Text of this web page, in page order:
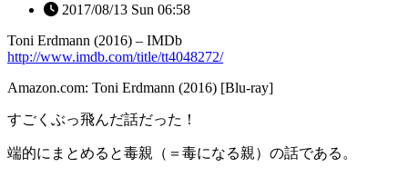
2017/08/13 Sun 06:58
Toni Erdmann (2016) – IMDb
http://www.imdb.com/title/tt4048272/
Amazon.com: Toni Erdmann (2016) [Blu-ray]
すごくぶっ飛んだ話だった！
端的にまとめると毒親（＝毒になる親）の話である。